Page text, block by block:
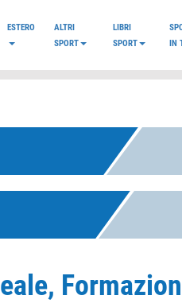
ESTERO
ALTRI
SPORT
LIBRI
SPORT
IN